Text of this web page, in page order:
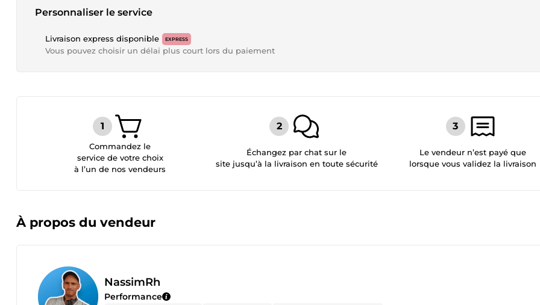
Personnaliser le service
Livraison express disponible EXPRESS
Vous pouvez choisir un délai plus court lors du paiement
Commandez le
service de votre choix
à l’un de nos vendeurs
Échangez par chat sur le
site jusqu’à la livraison en toute sécurité
Le vendeur n’est payé que
lorsque vous validez la livraison
À propos du vendeur
NassimRh
Performance